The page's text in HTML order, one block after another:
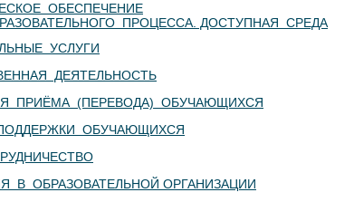
ОБЕСПЕЧЕНИЕ
ПРОЦЕССА. ДОСТУПНАЯ СРЕДА
УСЛУГИ
ДЕЯТЕЛЬНОСТЬ
ПРИЁМА (ПЕРЕВОДА) ОБУЧАЮЩИХСЯ
ОБУЧАЮЩИХСЯ
В ОБРАЗОВАТЕЛЬНОЙ ОРГАНИЗАЦИИ